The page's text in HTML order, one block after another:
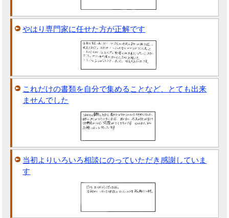
やはり専門家に任せた方が正解です
これだけの書類を自分で集めることなど、とても出来
ませんでした
当初よりいろいろ相談にのっていただき感謝していま
す